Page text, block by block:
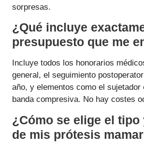
sorpresas.
¿Qué incluye
presupuesto que me
Incluye todos los honorarios
general, el seguimiento
año, y elementos como el sujetador
banda compresiva. No hay costes
¿Cómo se elige el tipo
de mis prótesis